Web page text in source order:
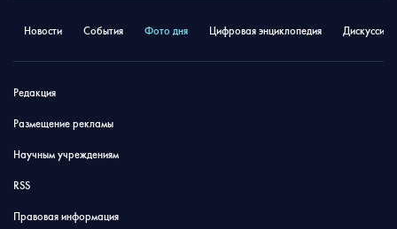
Новости События Фото дня Цифровая энциклопедия
Редакция
Размещение рекламы
Научным учреждениям
RSS
Правовая информация